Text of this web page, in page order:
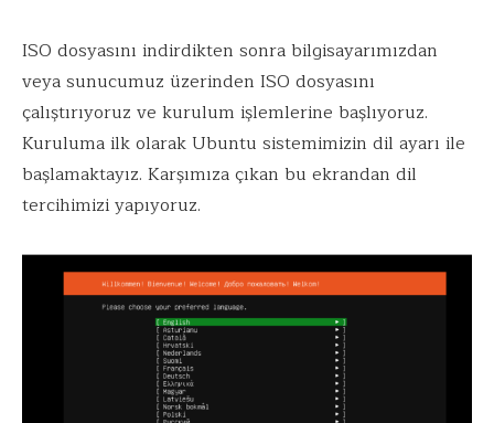
ISO dosyasını indirdikten sonra bilgisayarımızdan
veya sunucumuz üzerinden ISO dosyasını
çalıştırıyoruz ve kurulum işlemlerine başlıyoruz.
Kuruluma ilk olarak Ubuntu sistemimizin dil ayarı ile
başlamaktayız. Karşımıza çıkan bu ekrandan dil
tercihimizi yapıyoruz.